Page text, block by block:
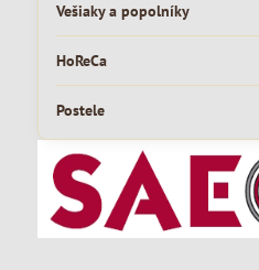
Vešiaky a popolníky
HoReCa
Postele